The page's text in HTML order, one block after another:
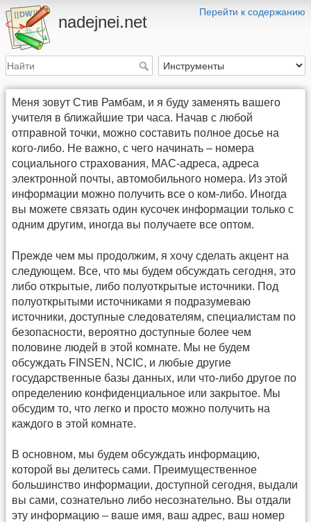
Перейти к содержанию
nadejnei.net
Меня зовут Стив Рамбам, и я буду заменять вашего
учителя в ближайшие три часа. Начав с любой
отправной точки, можно составить полное досье на
кого-либо. Не важно, с чего начинать – номера
социального страхования, MAC-адреса, адреса
электронной почты, автомобильного номера. Из этой
информации можно получить все о ком-либо. Иногда
вы можете связать один кусочек информации только с
одним другим, иногда вы получаете все оптом.
Прежде чем мы продолжим, я хочу сделать акцент на
следующем. Все, что мы будем обсуждать сегодня, это
либо открытые, либо полуоткрытые источники. Под
полуоткрытыми источниками я подразумеваю
источники, доступные следователям, специалистам по
безопасности, вероятно доступные более чем
половине людей в этой комнате. Мы не будем
обсуждать FINSEN, NCIC, и любые другие
государственные базы данных, или что-либо другое по
определению конфиденциальное или закрытое. Мы
обсудим то, что легко и просто можно получить на
каждого в этой комнате.
В основном, мы будем обсуждать информацию,
которой вы делитесь сами. Преимущественное
большинство информации, доступной сегодня, выдали
вы сами, сознательно либо несознательно. Вы отдали
эту информацию – ваше имя, ваш адрес, ваш номер